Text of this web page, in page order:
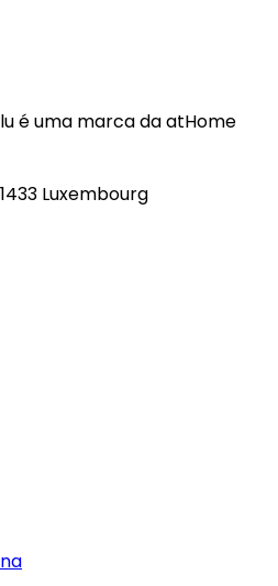
é uma marca da atHome
Luxembourg